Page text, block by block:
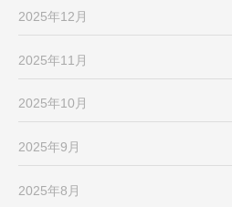
2025年12月
2025年11月
2025年10月
2025年9月
2025年8月